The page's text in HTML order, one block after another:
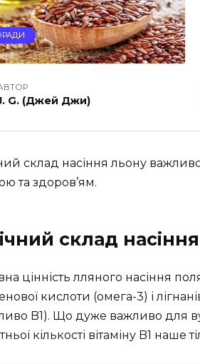
G. (Джей Джи)
склад насіння льону
та здоров’ям.
склад
цінність лляного насіння
кислоти (омега-3) і
B1). Що дуже важливо для
кількості вітаміну B1